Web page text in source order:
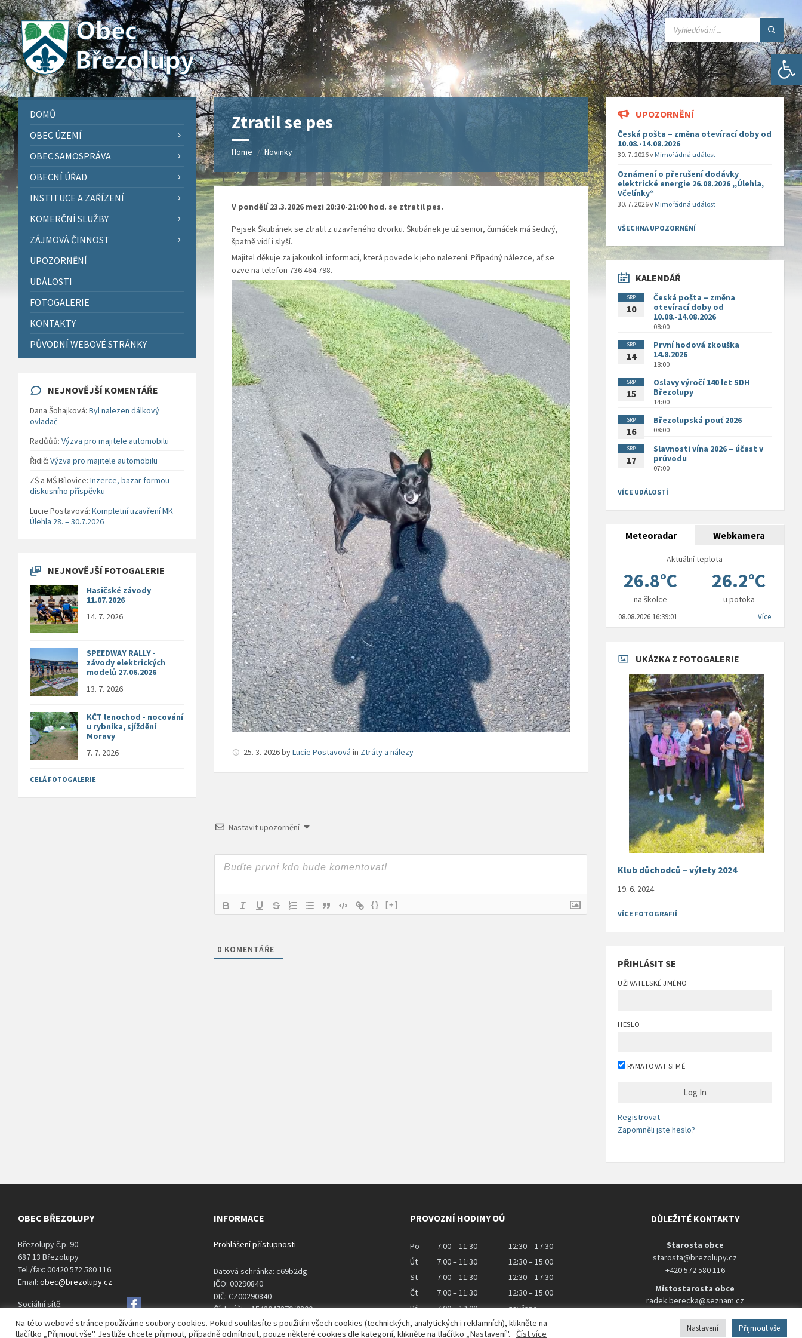
Open toolbar
Skip
to
content
Skip
to
left
sidebar
Skip
to
right
sidebar
Skip
to
footer
SEARCH:
Ztratil se pes
Home / Novinky
V pondělí 23.3.2026 mezi 20:30-21:00 hod. se ztratil pes.
Pejsek Škubánek se ztratil z uzavřeného dvorku. Škubánek je už senior, čumáček má šedivý,
špatně vidí i slyší.
Majitel děkuje za jakoukoli informaci, která povede k jeho nalezení. Případný nálezce, ať se
ozve na telefon 736 464 798.
25. 3. 2026byLucie Postavová in Ztráty a nálezy
Nastavit upozornění
{} [+]
0 KOMENTÁŘE
DOMŮ
OBEC ÚZEMÍ
OBEC SAMOSPRÁVA
OBECNÍ ÚŘAD
INSTITUCE A ZAŘÍZENÍ
KOMERČNÍ SLUŽBY
ZÁJMOVÁ ČINNOST
UPOZORNĚNÍ
UDÁLOSTI
FOTOGALERIE
KONTAKTY
PŮVODNÍ WEBOVÉ STRÁNKY
NEJNOVĚJŠÍ KOMENTÁŘE
Dana Šohajková: Byl nalezen dálkový
ovladač
Radůůů: Výzva pro majitele automobilu
Řidič: Výzva pro majitele automobilu
ZŠ a MŠ Bílovice: Inzerce, bazar formou
diskusního příspěvku
Lucie Postavová: Kompletní uzavření MK
Úlehla 28. – 30.7.2026
NEJNOVĚJŠÍ FOTOGALERIE
Hasičské závody
11.07.2026
14. 7. 2026
SPEEDWAY RALLY -
závody elektrických
modelů 27.06.2026
13. 7. 2026
KČT lenochod - nocování
u rybníka, sjíždění
Moravy
7. 7. 2026
CELÁ FOTOGALERIE
UPOZORNĚNÍ
Česká pošta – změna otevírací doby od
10.08.-14.08.2026
30. 7. 2026v Mimořádná událost
Oznámení o přerušení dodávky
elektrické energie 26.08.2026 ,,Úlehla,
Včelínky“
30. 7. 2026v Mimořádná událost
VŠECHNA UPOZORNĚNÍ
KALENDÁŘ
SRP
10
Česká pošta – změna
otevírací doby od
10.08.-14.08.2026
08:00
SRP
14
První hodová zkouška
14.8.2026
18:00
SRP
15
Oslavy výročí 140 let SDH
Březolupy
14:00
SRP
16
Březolupská pouť 2026
08:00
SRP
17
Slavnosti vína 2026 – účast v
průvodu
07:00
VÍCE UDÁLOSTÍ
Meteoradar Webkamera
Aktuální teplota
26.8°C 26.2°C
na školce u potoka
08.08.2026 16:39:01 Více
UKÁZKA Z FOTOGALERIE
Klub důchodců – výlety 2024
19. 6. 2024
VÍCE FOTOGRAFIÍ
PŘIHLÁSIT SE
UŽIVATELSKÉ JMÉNO
HESLO
PAMATOVAT SI MĚ
Registrovat
Zapomněli jste heslo?
OBEC BŘEZOLUPY
Březolupy č.p. 90
687 13 Březolupy
Tel./fax: 00420 572 580 116
Email: obec@brezolupy.cz
Sociální sítě:
INFORMACE
Prohlášení přístupnosti
Datová schránka: c69b2dg
IČO: 00290840
DIČ: CZ00290840
Číslo účtu: 1543047379/0800
PROVOZNÍ HODINY OÚ
Po 7:00 – 11:30
12:30 – 17:30
Út
7:00 – 11:30
12:30 – 15:00
St
7:00 – 11:30
12:30 – 17:30
Čt
7:00 – 11:30
12:30 – 15:00
Pá
7:00 – 12:00 zavřeno
DŮLEŽITÉ KONTAKTY
Starosta obce
starosta@brezolupy.cz
+420 572 580 116
Místostarosta obce
radek.berecka@seznam.cz
Na této webové stránce používáme soubory cookies. Pokud souhlasíte s použitím všech cookies (technických, analytických i reklamních), klikněte na
tlačítko „Přijmout vše". Jestliže chcete přijmout, případně odmítnout, pouze některé cookies dle kategorií, klikněte na tlačítko „Nastavení".
Číst více Nastavení Přijmout vše